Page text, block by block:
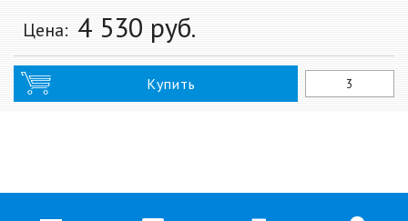
Цена: 4 530 руб.
Купить